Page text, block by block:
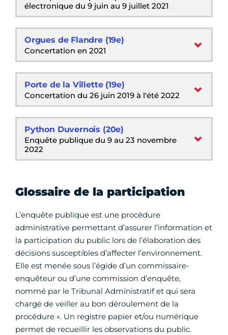
électronique du 9 juin au 9 juillet 2021
Orgues de Flandre (19e)
Concertation en 2021
Porte de la Villette (19e)
Concertation du 26 juin 2019 à l'été 2022
Python Duvernois (20e)
Enquête publique du 9 au 23 novembre
2022
Glossaire de la participation
L’enquête publique est une procédure
administrative permettant d’assurer l’information et
la participation du public lors de l’élaboration des
décisions susceptibles d’affecter l’environnement.
Elle est menée sous l’égide d’un commissaire-
enquêteur ou d’une commission d’enquête,
nommé par le Tribunal Administratif et qui sera
chargé de veiller au bon déroulement de la
procédure ». Un registre papier et/ou numérique
permet de recueillir les observations du public.